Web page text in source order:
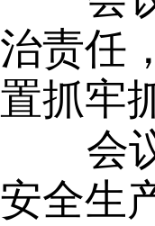
治责任
置抓牢
会议
安全生